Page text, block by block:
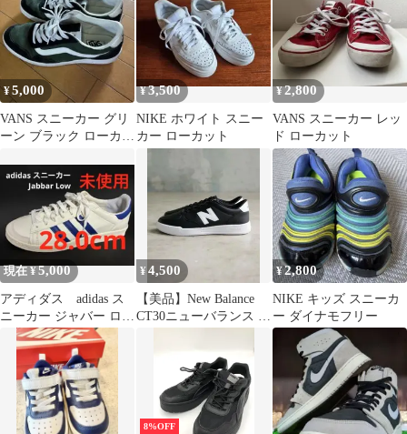
¥5,000
VANS スニーカー グリ
ーン ブラック ローカッ
¥3,500
NIKE ホワイト スニー
カー ローカット
¥2,800
VANS スニーカー レッ
ド ローカット
現在 ¥5,000
アディダス adidas ス
ニーカー ジャバー ロー
/ Jabbar Low
¥4,500
【美品】New Balance
CT30ニューバランス ロ
¥2,800
NIKE キッズ スニーカ
ー ダイナモフリー
8%OFF